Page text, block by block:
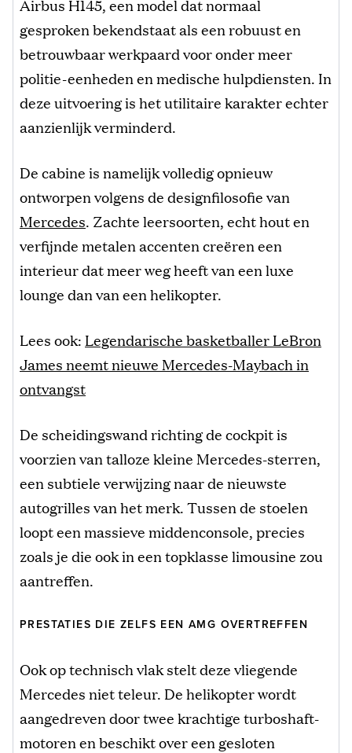
Airbus H145, een model dat normaal
gesproken bekendstaat als een robuust en
betrouwbaar werkpaard voor onder meer
politie-eenheden en medische hulpdiensten. In
deze uitvoering is het utilitaire karakter echter
aanzienlijk verminderd.
De cabine is namelijk volledig opnieuw
ontworpen volgens de designfilosofie van
Mercedes. Zachte leersoorten, echt hout en
verfijnde metalen accenten creëren een
interieur dat meer weg heeft van een luxe
lounge dan van een helikopter.
Lees ook: Legendarische basketballer LeBron
James neemt nieuwe Mercedes-Maybach in
ontvangst
De scheidingswand richting de cockpit is
voorzien van talloze kleine Mercedes-sterren,
een subtiele verwijzing naar de nieuwste
autogrilles van het merk. Tussen de stoelen
loopt een massieve middenconsole, precies
zoals je die ook in een topklasse limousine zou
aantreffen.
PRESTATIES DIE ZELFS EEN AMG OVERTREFFEN
Ook op technisch vlak stelt deze vliegende
Mercedes niet teleur. De helikopter wordt
aangedreven door twee krachtige turboshaft-
motoren en beschikt over een gesloten